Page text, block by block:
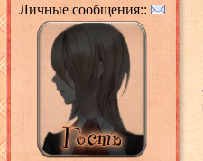
Личные сообщения::